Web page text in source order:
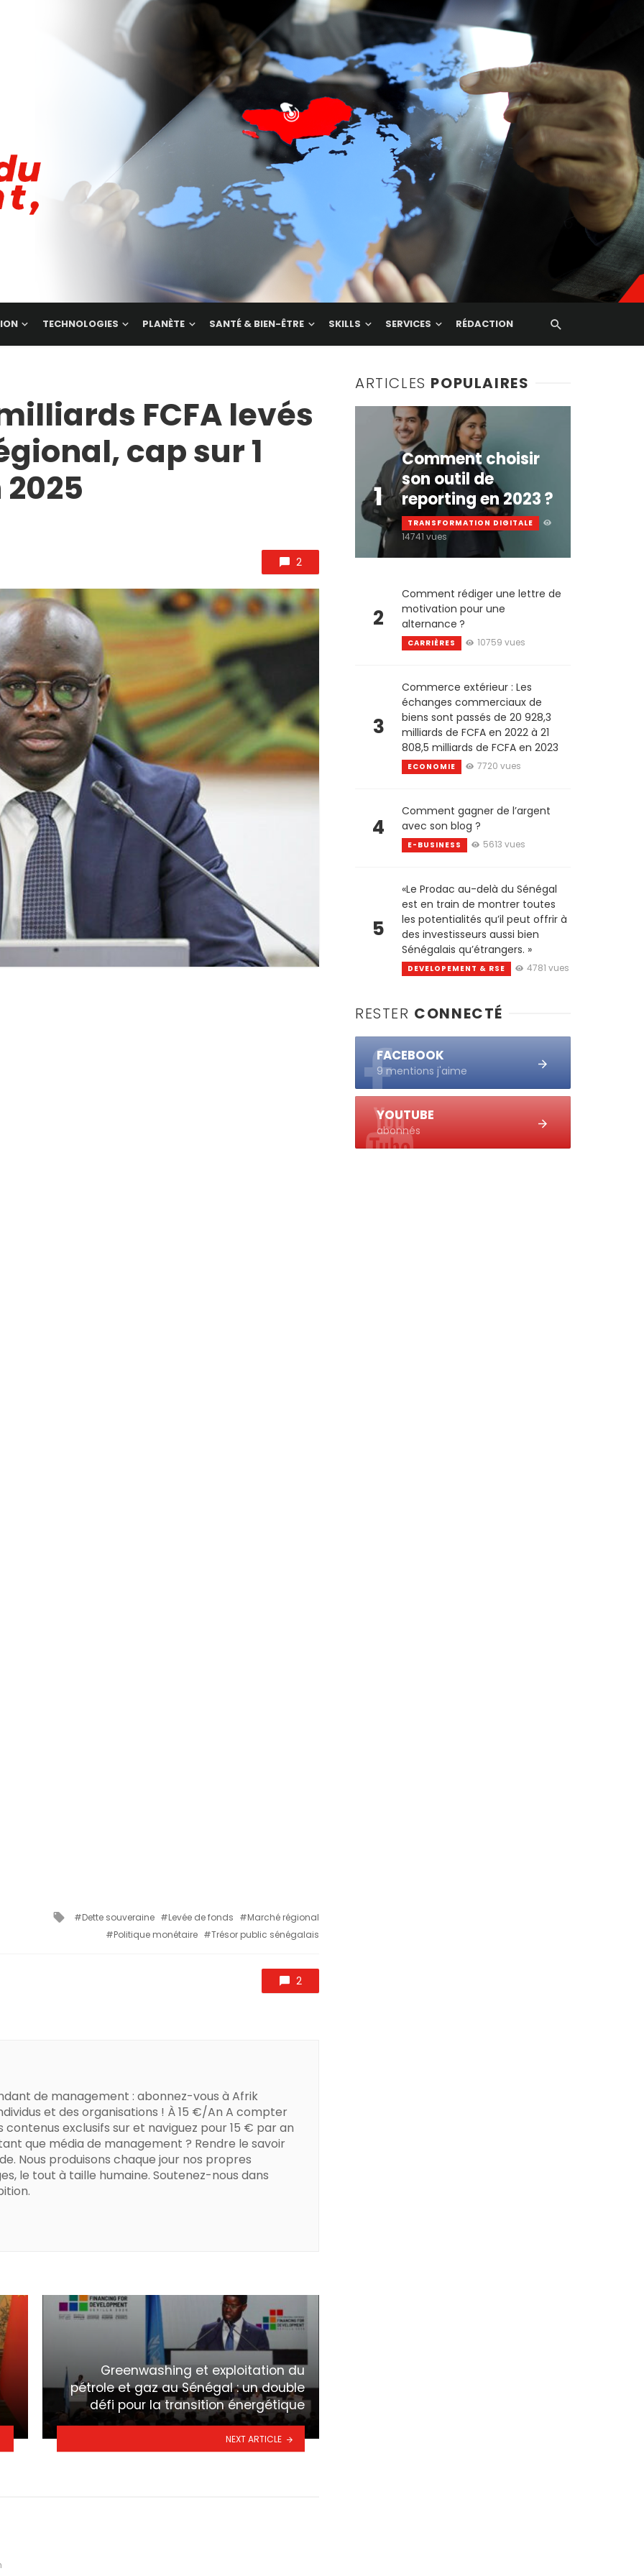
TECHNOLOGIES PLANÈTE SANTÉ & BIEN-ÊTRE SKILLS SERVICES RÉDACTION
FCFA levés
cap sur 1
2
Tagged
Dette souveraine Levée de fonds
Marché régional
Politique monétaire
Trésor public sénégalais
2
de management : abonnez-vous à Afrik
et des organisations ! À 15 €/An A compter
exclusifs sur et naviguez pour 15 € par an
que média de management ? Rendre le savoir
Nous produisons chaque jour nos propres
le tout à taille humaine. Soutenez-nous dans
Greenwashing et exploitation du
pétrole et gaz au Sénégal : un double
défi pour la transition énergétique
NEXT ARTICLE
ARTICLES POPULAIRES
1
Comment choisir
son outil de
reporting en 2023 ?
TRANSFORMATION DIGITALE
14741 vues
2
Comment rédiger une lettre de
motivation pour une
alternance ?
CARRIÈRES 10759 vues
3
Commerce extérieur : Les
échanges commerciaux de
biens sont passés de 20 928,3
milliards de FCFA en 2022 à 21
808,5 milliards de FCFA en 2023
ECONOMIE 7720 vues
4
Comment gagner de l’argent
avec son blog ?
E-BUSINESS 5613 vues
5
«Le Prodac au-delà du Sénégal
est en train de montrer toutes
les potentialités qu’il peut offrir à
des investisseurs aussi bien
Sénégalais qu’étrangers. »
DEVELOPEMENT & RSE 4781 vues
RESTER CONNECTÉ
FACEBOOK
9 mentions j'aime
YOUTUBE
abonnés